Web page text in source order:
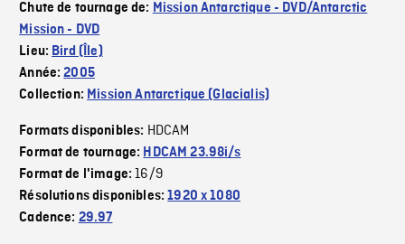
Chute de tournage de: Mission Antarctique - DVD/Antarctic
Mission - DVD
Lieu: Bird (Île)
Année:2005
Collection: Mission Antarctique (Glacialis)
Formats disponibles: HDCAM
Format de tournage: HDCAM 23.98i/s
Format de l'image:16/9
Résolutions disponibles:1920 x 1080
Cadence: 29.97